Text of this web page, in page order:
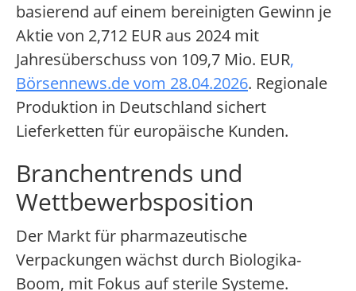
basierend auf einem bereinigten Gewinn je
Aktie von 2,712 EUR aus 2024 mit
Jahresüberschuss von 109,7 Mio. EUR,
Börsennews.de vom 28.04.2026. Regionale
Produktion in Deutschland sichert
Lieferketten für europäische Kunden.
Branchentrends und
Wettbewerbsposition
Der Markt für pharmazeutische
Verpackungen wächst durch Biologika-
Boom, mit Fokus auf sterile Systeme.